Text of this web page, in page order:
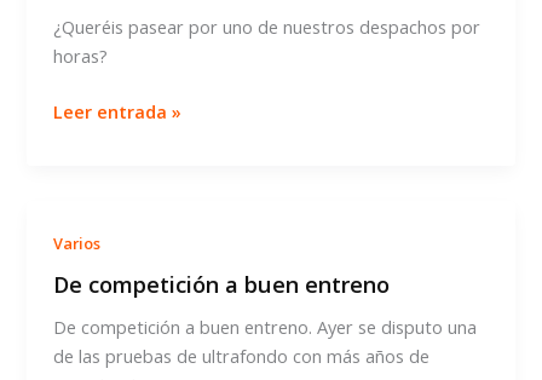
¿Queréis pasear por uno de nuestros despachos por
horas?
Despachos
Leer entrada »
Varios
De competición a buen entreno
De competición a buen entreno. Ayer se disputo una
de las pruebas de ultrafondo con más años de